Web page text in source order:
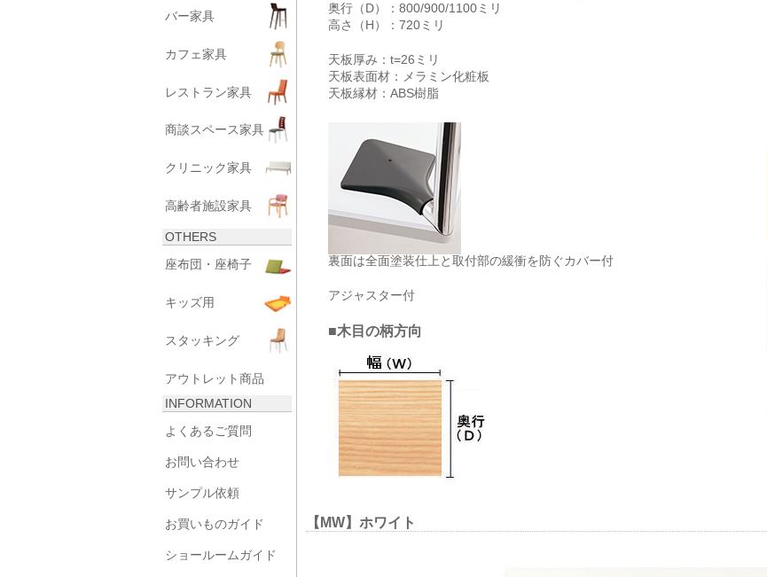
バー家具
カフェ家具
レストラン家具
商談スペース家具
クリニック家具
高齢者施設家具
OTHERS
座布団・座椅子
キッズ用
スタッキング
アウトレット商品
INFORMATION
よくあるご質問
お問い合わせ
サンプル依頼
お買いものガイド
ショールームガイド
奥行（D）：800/900/1100ミリ
高さ（H）：720ミリ
天板厚み：t=26ミリ
天板表面材：メラミン化粧板
天板縁材：ABS樹脂
裏面は全面塗装仕上と取付部の緩衝を防ぐカバー付
アジャスター付
■木目の柄方向
【MW】ホワイト